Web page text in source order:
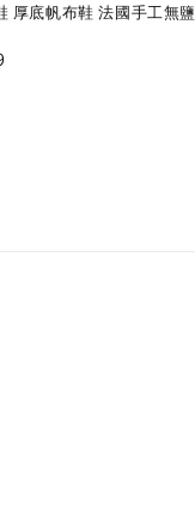
厚底帆布鞋 法國手工無鹽